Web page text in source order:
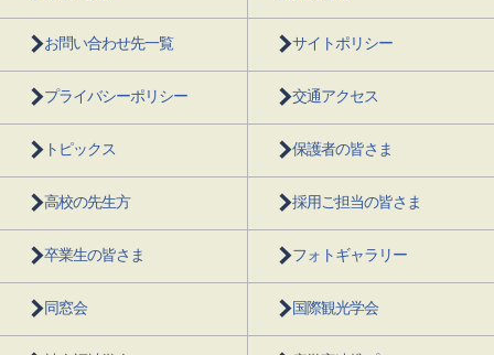
お問い合わせ先一覧 サイトポリシー
プライバシーポリシー 交通アクセス
トピックス 保護者の皆さま
高校の先生方 採用ご担当の皆さま
卒業生の皆さま フォトギャラリー
同窓会 国際観光学会